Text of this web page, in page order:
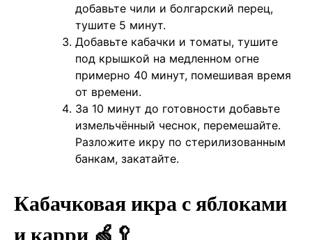
добавьте чили и болгарский перец,
тушите 5 минут.
Добавьте кабачки и томаты, тушите
под крышкой на медленном огне
примерно 40 минут, помешивая время
от времени.
За 10 минут до готовности добавьте
измельчённый чеснок, перемешайте.
Разложите икру по стерилизованным
банкам, закатайте.
Кабачковая икра с яблоками